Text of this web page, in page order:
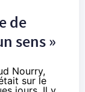
de
sens »
Nourry,
sur le